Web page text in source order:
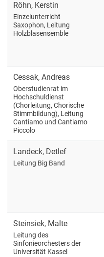
Röhn, Kerstin
Einzelunterricht
Saxophon, Leitung
Holzblasensemble
Cessak, Andreas
Oberstudienrat im
Hochschuldienst
(Chorleitung, Chorische
Stimmbildung), Leitung
Cantiamo und Cantiamo
Piccolo
Landeck, Detlef
Leitung Big Band
Steinsiek, Malte
Leitung des
Sinfonieorchesters der
Universität Kassel